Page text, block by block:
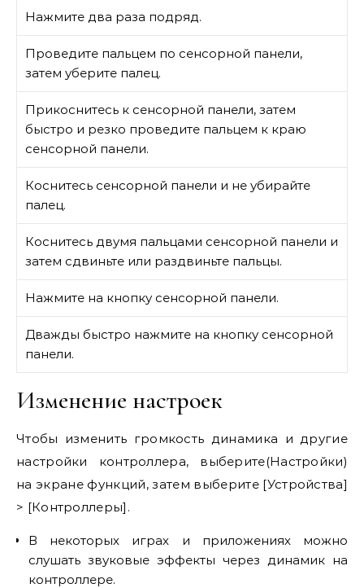
Нажмите два раза подряд.
Проведите пальцем по сенсорной панели,
затем уберите палец.
Прикоснитесь к сенсорной панели, затем
быстро и резко проведите пальцем к краю
сенсорной панели.
Коснитесь сенсорной панели и не убирайте
палец.
Коснитесь двумя пальцами сенсорной панели и
затем сдвиньте или раздвиньте пальцы.
Нажмите на кнопку сенсорной панели.
Дважды быстро нажмите на кнопку сенсорной
панели.
Изменение настроек
Чтобы изменить громкость динамика и другие
настройки контроллера, выберите(Настройки)
на экране функций, затем выберите [Устройства]
> [Контроллеры].
В некоторых играх и приложениях можно
слушать звуковые эффекты через динамик на
контроллере.